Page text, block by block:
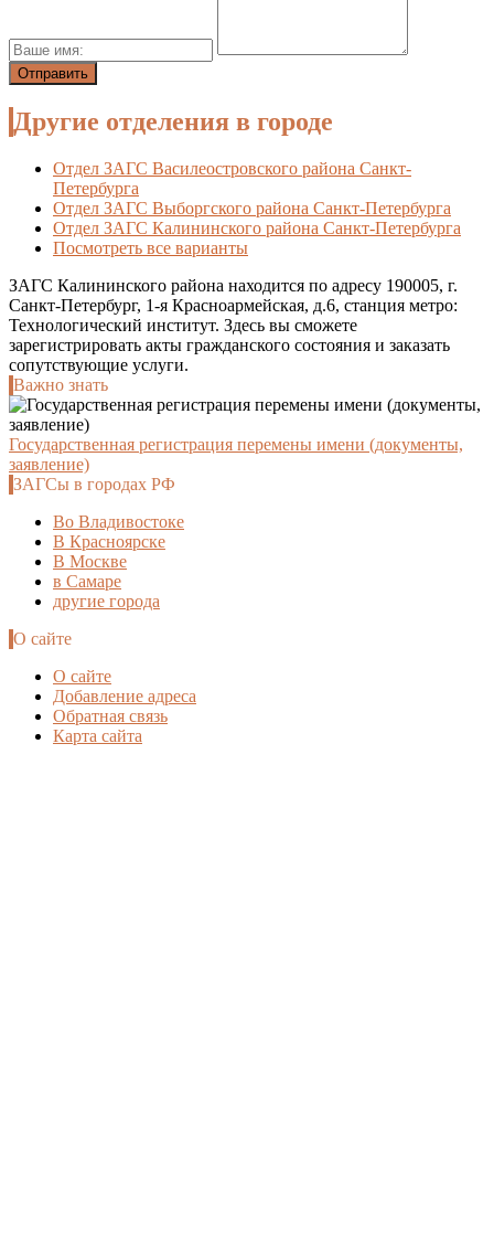
Другие отделения в городе
Отдел ЗАГС Василеостровского района Санкт-
Петербурга
Отдел ЗАГС Выборгского района Санкт-Петербурга
Отдел ЗАГС Калининского района Санкт-Петербурга
Посмотреть все варианты
ЗАГС Калининского района находится по адресу 190005, г.
Санкт-Петербург, 1-я Красноармейская, д.6, станция метро:
Технологический институт. Здесь вы сможете
зарегистрировать акты гражданского состояния и заказать
сопутствующие услуги.
Важно знать
Государственная регистрация перемены имени (документы,
заявление)
ЗАГСы в городах РФ
Во Владивостоке
В Красноярске
В Москве
в Самаре
другие города
О сайте
О сайте
Добавление адреса
Обратная связь
Карта сайта